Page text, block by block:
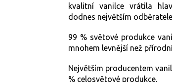
kvalitní vanilce vrátila
dodnes největším
99 % světové produkce
mnohem levnější než
Největším producentem
% celosvětové produkce.